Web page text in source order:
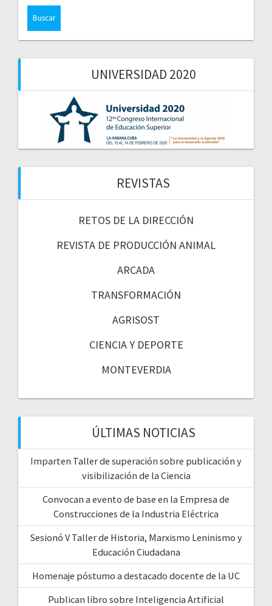
UNIVERSIDAD 2020
REVISTAS
RETOS DE LA DIRECCIÓN
REVISTA DE PRODUCCIÓN ANIMAL
ARCADA
TRANSFORMACIÓN
AGRISOST
CIENCIA Y DEPORTE
MONTEVERDIA
ÚLTIMAS NOTICIAS
Imparten Taller de superación sobre publicación y
visibilización de la Ciencia
Convocan a evento de base en la Empresa de
Construcciones de la Industria Eléctrica
Sesionó V Taller de Historia, Marxismo Leninismo y
Educación Ciudadana
Homenaje póstumo a destacado docente de la UC
Publican libro sobre Inteligencia Artificial